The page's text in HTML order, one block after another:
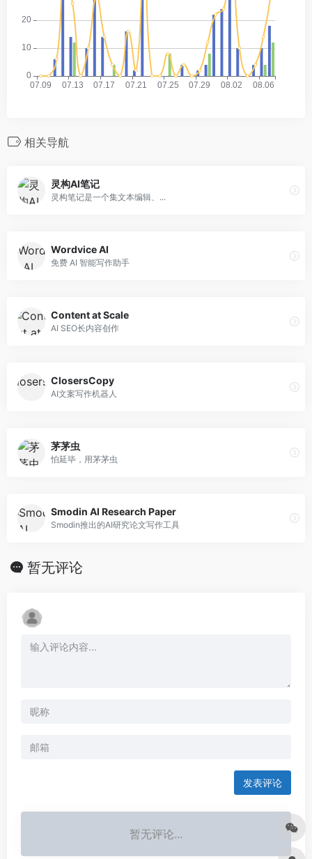
相关导航
灵构AI笔记
灵构笔记是一个集文本编辑、...
Wordvice AI
免费 AI 智能写作助手
Content at Scale
AI SEO长内容创作
ClosersCopy
AI文案写作机器人
茅茅虫
怕延毕，用茅茅虫
Smodin AI Research Paper
Smodin推出的AI研究论文写作工具
暂无评论
发表评论
暂无评论...